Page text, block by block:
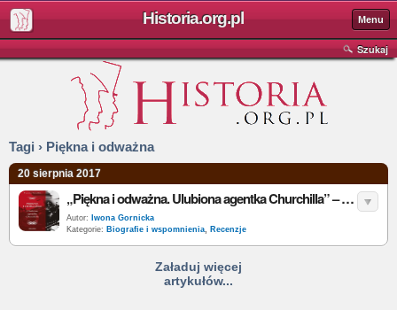
Historia.org.pl Menu
Szukaj
Tagi › Piękna i odważna
20 sierpnia 2017
„Piękna i odważna. Ulubiona agentka Churchilla” – T. Szabó – recenzja
Autor:
Iwona Gornicka
Kategorie: Biografie i wspomnienia, Recenzje
Załaduj więcej
artykułów...